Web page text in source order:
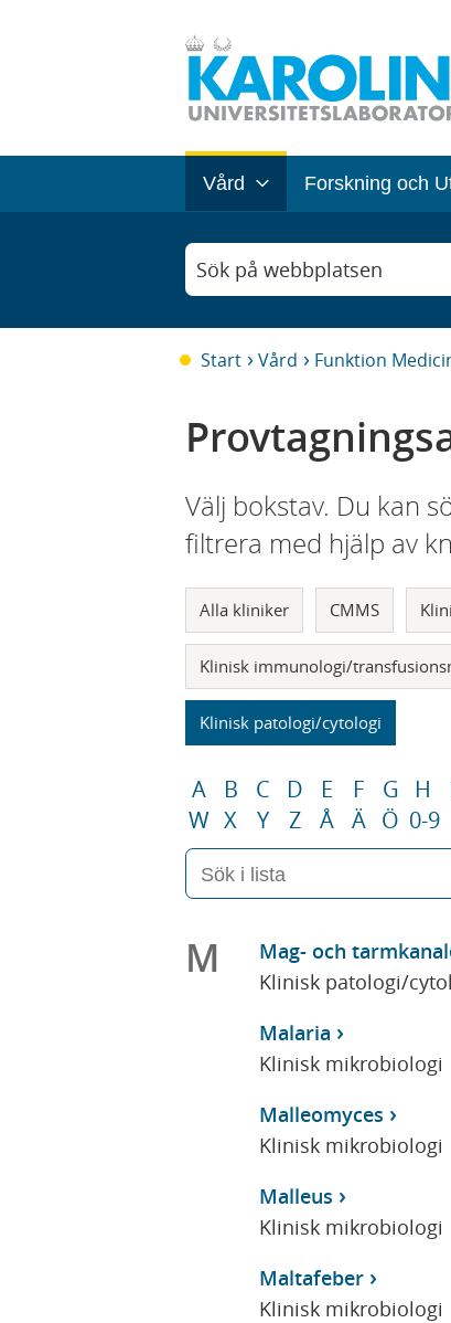
Vård Forskning och
Sök på webbplatsen
Start Vård Funktion
Välj bokstav. Du kan
filtrera med hjälp av
Alla kliniker CMMS
Klinisk immunologi/
Klinisk patologi/cytologi
A B C D E F G H
W X Y Z Å Ä Ö 0-9
M
Mag- och
Klinisk patologi/
Malaria
Klinisk mikrobiologi
Malleomyces
Klinisk mikrobiologi
Malleus
Klinisk mikrobiologi
Maltafeber
Klinisk mikrobiologi